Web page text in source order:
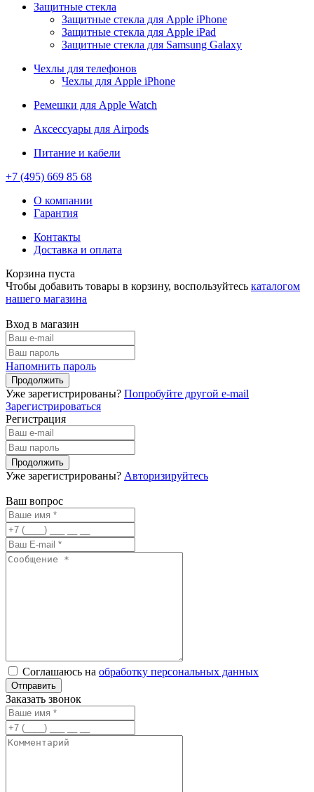
Защитные стекла
Защитные стекла для Apple iPhone
Защитные стекла для Apple iPad
Защитные стекла для Samsung Galaxy
Чехлы для телефонов
Чехлы для Apple iPhone
Ремешки для Apple Watch
Аксессуары для Airpods
Питание и кабели
+7 (495) 669 85 68
О компании
Гарантия
Контакты
Доставка и оплата
Корзина пуста
Чтобы добавить товары в корзину, воспользуйтесь каталогом
нашего магазина
Вход в магазин
Напомнить пароль
Уже зарегистрированы? Попробуйте другой e-mail
Зарегистрироваться
Регистрация
Уже зарегистрированы? Авторизируйтесь
Ваш вопрос
Соглашаюсь на обработку персональных данных
Заказать звонок